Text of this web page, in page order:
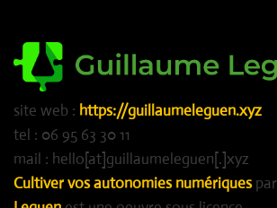
site web : https://guillaumeleguen.xyz
tel : 06 95 63 30 11
mail : hello[at]guillaumeleguen[.]xyz
Cultiver vos autonomies numériquespar